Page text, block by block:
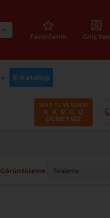
Favorilerim
Giriş Yap
E-Katalog
1000 TL VE ÜZERİ
K A R G O
ÜCRETSİZ
Görüntüleme